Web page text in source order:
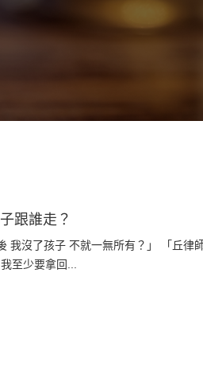
跟誰走？
我沒了孩子 不就一無所有？」 「丘律
至少要拿回...